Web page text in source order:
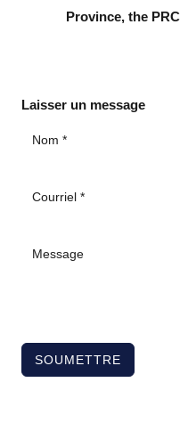
Province, the PRC
Laisser un message
SOUMETTRE